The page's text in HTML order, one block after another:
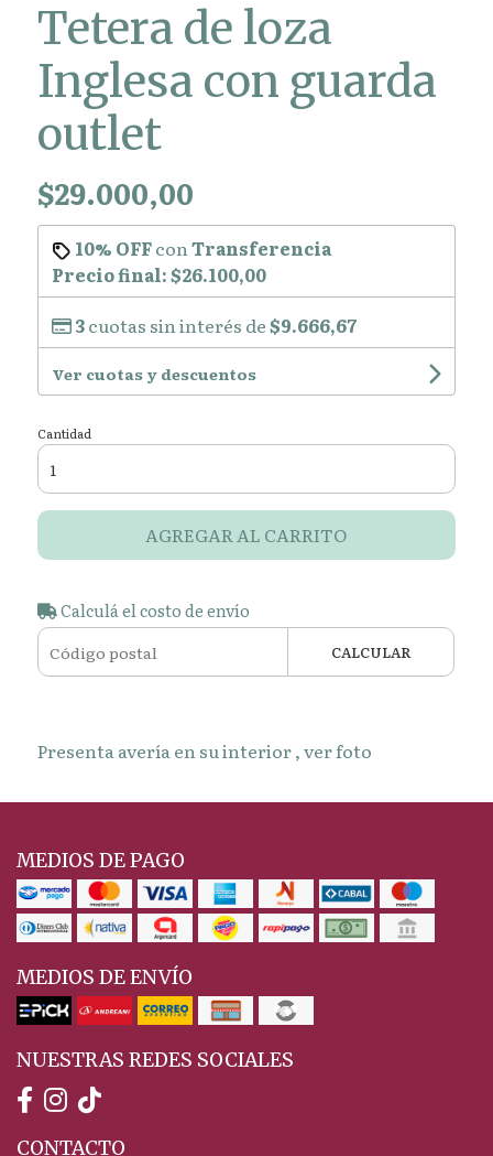
Tetera de loza
Inglesa con guarda
outlet
$29.000,00
10% OFFconTransferencia
Precio final:$26.100,00
3cuotas sin interés de$9.666,67
Ver cuotas y descuentos
Cantidad
AGREGAR AL CARRITO
Calculá el costo de envío
CALCULAR
Presenta avería en su interior , ver foto
MEDIOS DE PAGO
MEDIOS DE ENVÍO
NUESTRAS REDES SOCIALES
CONTACTO